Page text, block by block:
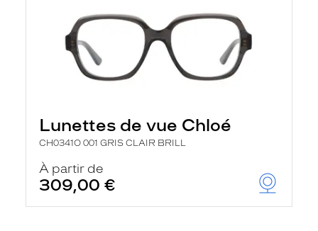
Lunettes de vue Chloé
CH0341O 001 GRIS CLAIR BRILL
À partir de
309,00 €